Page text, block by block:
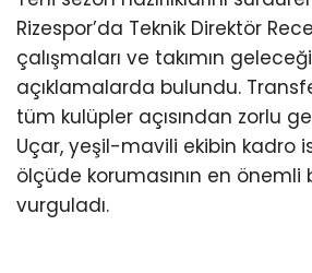
Rizespor’da Teknik Direktör
çalışmaları ve takımın
açıklamalarda bulundu.
tüm kulüpler açısından zorlu
Uçar, yeşil-mavili ekibin kadro
ölçüde korumasının en önemli
vurguladı.